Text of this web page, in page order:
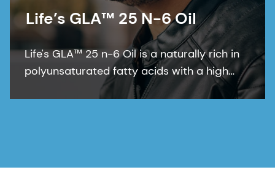
Life’s GLA™ 25 N-6 Oil
Life's GLA™ 25 n-6 Oil is a naturally rich in
polyunsaturated fatty acids with a high
GLA content. The active contains at least